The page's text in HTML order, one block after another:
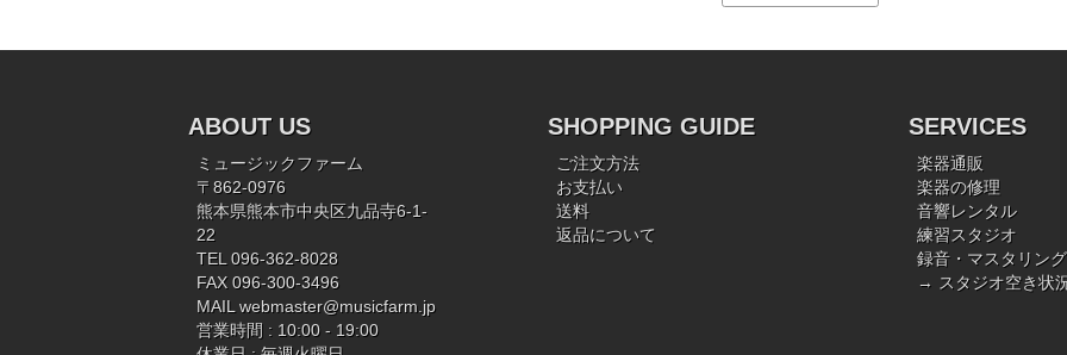
ABOUT US
ミュージックファーム
〒862-0976
熊本県熊本市中央区九品寺6-1-
22
TEL 096-362-8028
FAX 096-300-3496
MAIL webmaster@musicfarm.jp
営業時間 : 10:00 - 19:00
SHOPPING GUIDE
ご注文方法
お支払い
送料
返品について
SERVICES
楽器通販
楽器の修理
音響レンタル
練習スタジオ
録音・マスタリング
→ スタジオ空き状